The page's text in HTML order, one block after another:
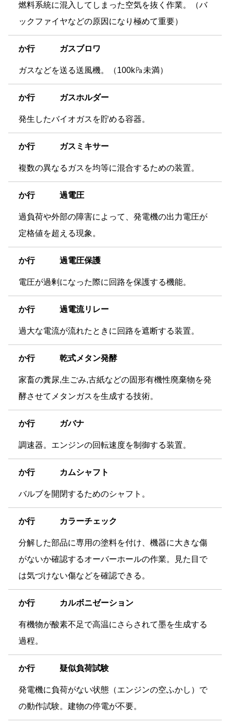
燃料系統に混入してしまった空気を抜く作業。（バ
ックファイヤなどの原因になり極めて重要）
か行 ガスブロワ
ガスなどを送る送風機。（100k㎩未満）
か行 ガスホルダー
発生したバイオガスを貯める容器。
か行 ガスミキサー
複数の異なるガスを均等に混合するための装置。
か行 過電圧
過負荷や外部の障害によって、発電機の出力電圧が
定格値を超える現象。
か行 過電圧保護
電圧が過剰になった際に回路を保護する機能。
か行 過電流リレー
過大な電流が流れたときに回路を遮断する装置。
か行 乾式メタン発酵
家畜の糞尿,生ごみ,古紙などの固形有機性廃棄物を発
酵させてメタンガスを生成する技術。
か行 ガバナ
調速器。エンジンの回転速度を制御する装置。
か行 カムシャフト
バルブを開閉するためのシャフト。
か行 カラーチェック
分解した部品に専用の塗料を付け、機器に大きな傷
がないか確認するオーバーホールの作業。見た目で
は気づけない傷などを確認できる。
か行 カルボニゼーション
有機物が酸素不足で高温にさらされて墨を生成する
過程。
か行 疑似負荷試験
発電機に負荷がない状態（エンジンの空ふかし）で
の動作試験。建物の停電が不要。